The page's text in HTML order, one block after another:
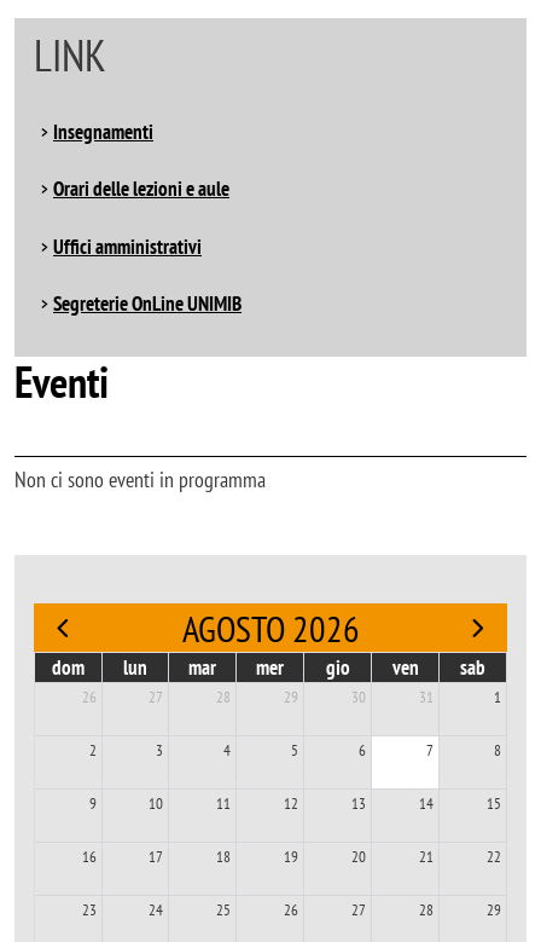
LINK
Insegnamenti
Orari delle lezioni e aule
Uffici amministrativi
Segreterie OnLine UNIMIB
Eventi
Non ci sono eventi in programma
AGOSTO 2026
dom lun mar mer gio ven sab
26 27 28 29 30 31 1
2 3 4 5 6 7 8
9 10 11 12 13 14 15
16 17 18 19 20 21 22
23 24 25 26 27 28 29